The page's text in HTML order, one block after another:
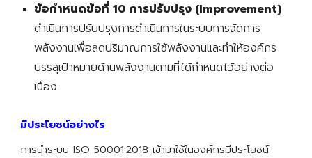
ข้อกำหนดข้อที่ 10 การปรับปรุง (Improvement)
ดำเนินการปรับปรุงการดำเนินการในระบบการจัดการ
พลังงานเพื่อลดปริมาณการใช้พลังงานและทำให้องค์กร
บรรลุเป้าหมายด้านพลังงานตามที่ได้กำหนดไว้อย่างต่อ
เนื่อง
มีประโยชน์อย่างไร
การนำระบบ ISO 50001:2018 เข้ามาใช้ในองค์กรมีประโยชน์